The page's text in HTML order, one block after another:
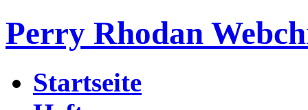
Perry Rhodan
Startseite